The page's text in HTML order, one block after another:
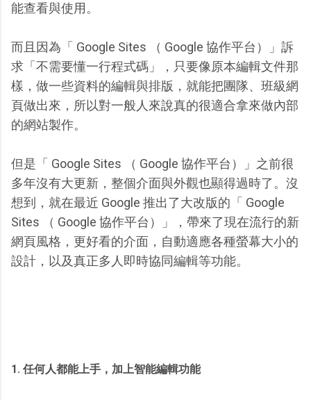
能查看與使用。
而且因為「 Google Sites （ Google 協作平台）」訴
求「不需要懂一行程式碼」，只要像原本編輯文件那
樣，做一些資料的編輯與排版，就能把團隊、班級網
頁做出來，所以對一般人來說真的很適合拿來做內部
的網站製作。
但是「 Google Sites （ Google 協作平台）」之前很
多年沒有大更新，整個介面與外觀也顯得過時了。沒
想到，就在最近 Google 推出了大改版的「 Google
Sites （ Google 協作平台）」，帶來了現在流行的新
網頁風格，更好看的介面，自動適應各種螢幕大小的
設計，以及真正多人即時協同編輯等功能。
1. 任何人都能上手，加上智能編輯功能